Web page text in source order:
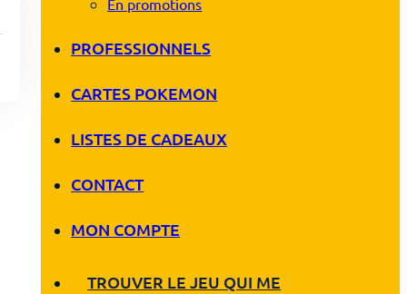
En promotions
PROFESSIONNELS
CARTES POKEMON
LISTES DE CADEAUX
CONTACT
MON COMPTE
TROUVER LE JEU QUI ME